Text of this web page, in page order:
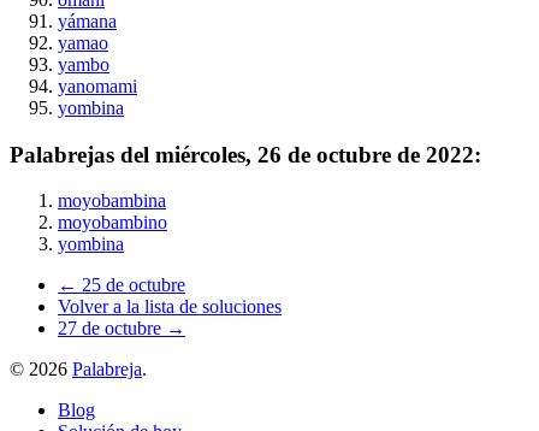
yámana
yamao
yambo
yanomami
yombina
Palabrejas del miércoles, 26 de octubre de 2022:
moyobambina
moyobambino
yombina
← 25 de octubre
Volver a la lista de soluciones
27 de octubre →
© 2026 Palabreja.
Blog